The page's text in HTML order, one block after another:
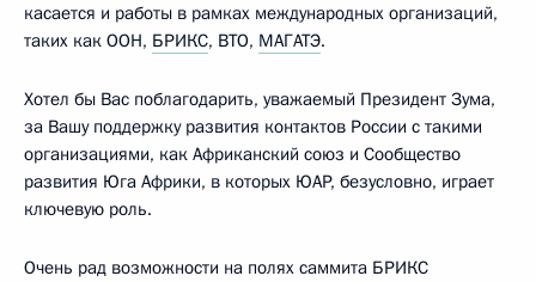
касается и работы в рамках международных организаций,
таких как ООН, БРИКС, ВТО, МАГАТЭ.
Хотел бы Вас поблагодарить, уважаемый Президент Зума,
за Вашу поддержку развития контактов России с такими
организациями, как Африканский союз и Сообщество
развития Юга Африки, в которых ЮАР, безусловно, играет
ключевую роль.
Очень рад возможности на полях саммита БРИКС